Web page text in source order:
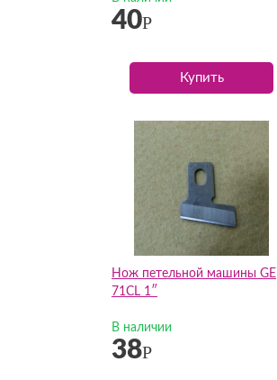
40Р
Купить
Нож петельной машины GE
71CL 1″
В наличии
38Р